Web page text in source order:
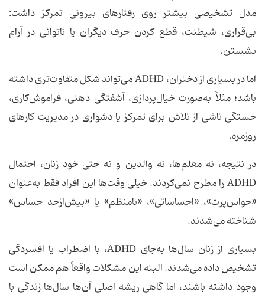
مدل تشخیصی بیشتر روی رفتارهای بیرونی تمرکز داشت:
بی‌قراری، شیطنت، قطع کردن حرف دیگران یا ناتوانی در آرام
نشستن.
اما در بسیاری از دختران، ADHD می‌تواند شکل متفاوت‌تری داشته
باشد؛ مثلاً به‌صورت خیال‌پردازی، آشفتگی ذهنی، فراموش‌کاری،
خستگی ناشی از تلاش برای تمرکز یا دشواری در مدیریت کارهای
روزمره.
در نتیجه، نه معلم‌ها، نه والدین و نه حتی خود زنان، احتمال
ADHD را مطرح نمی‌کردند. خیلی وقت‌ها این افراد فقط به‌عنوان
«حواس‌پرت»، «احساساتی»، «نامنظم» یا «بیش‌ازحد حساس»
شناخته می‌شدند.
بسیاری از زنان سال‌ها به‌جای ADHD، با اضطراب یا افسردگی
تشخیص داده می‌شدند. البته این مشکلات واقعاً هم ممکن است
وجود داشته باشند، اما گاهی ریشه اصلی آن‌ها سال‌ها زندگی با